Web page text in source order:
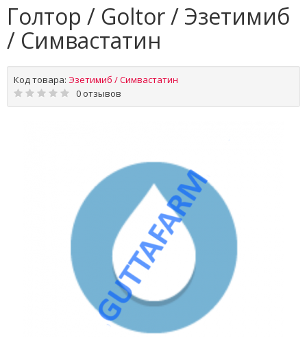
Голтор / Goltor / Эзетимиб
/ Симвастатин
Код товара: Эзетимиб / Симвастатин
0 отзывов